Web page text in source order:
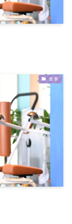
食事